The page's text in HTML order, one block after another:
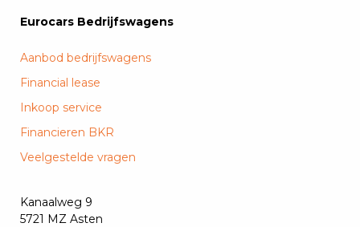
Eurocars Bedrijfswagens
Aanbod bedrijfswagens
Financial lease
Inkoop service
Financieren BKR
Veelgestelde vragen
Kanaalweg 9
5721 MZ Asten